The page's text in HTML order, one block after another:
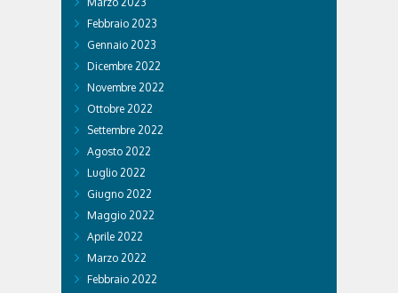
Febbraio 2023
Gennaio 2023
Dicembre 2022
Novembre 2022
Ottobre 2022
Settembre 2022
Agosto 2022
Luglio 2022
Giugno 2022
Maggio 2022
Aprile 2022
Marzo 2022
Febbraio 2022